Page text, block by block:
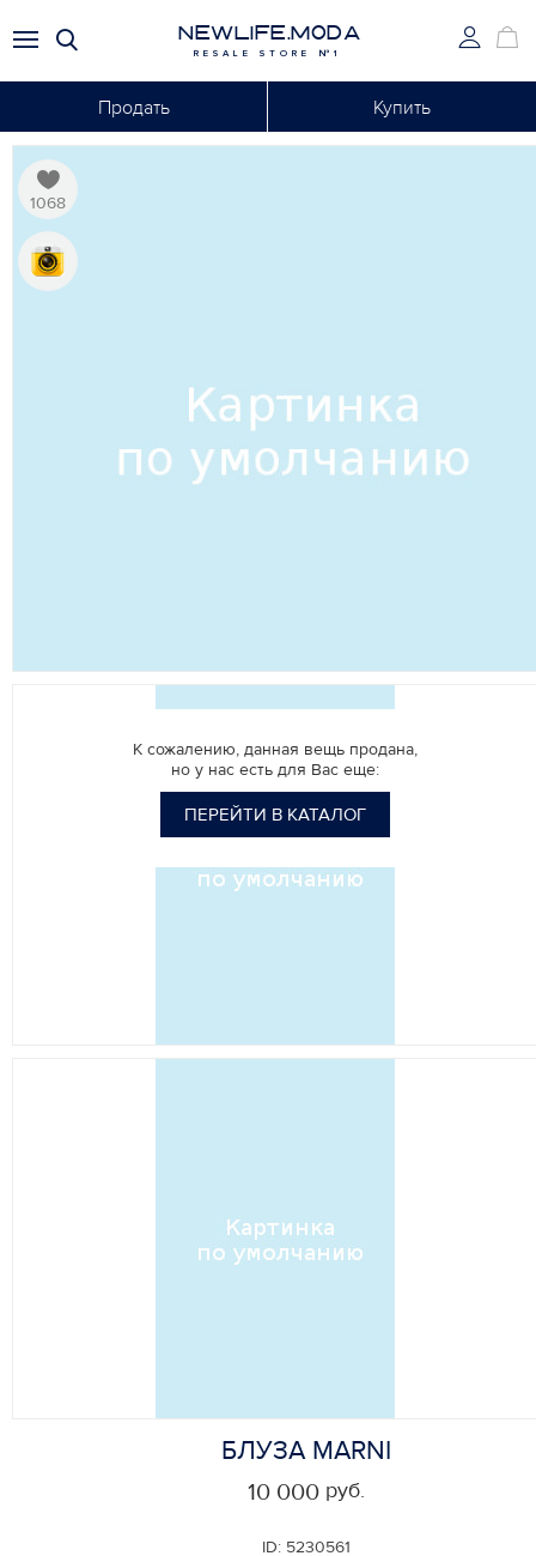
NEWLIFE.MODA
RESALE STORE №1
Продать Купить
1068
К сожалению, данная вещь продана,
но у нас есть для Вас еще:
ПЕРЕЙТИ В КАТАЛОГ
БЛУЗА MARNI
ID: 5230561
10 000 руб.